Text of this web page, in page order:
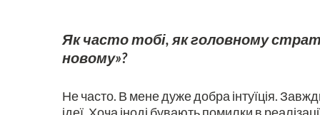
Як часто тобі, як головному
новому»?
Не часто. В мене дуже добра інтуїція.